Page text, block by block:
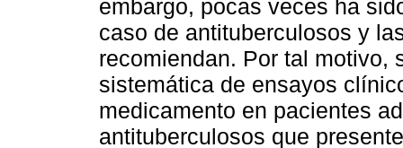
embargo, pocas veces ha
caso de antituberculosos y
recomiendan. Por tal motivo,
sistemática de ensayos
medicamento en pacientes
antituberculosos que